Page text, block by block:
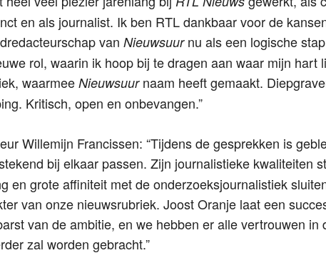
en als journalist. Ik ben RTL dankbaar voor de
van Nieuwsuurnu als een logische
rol, waarin ik hoop bij te dragen aan waar mijn hart
waarmee Nieuwsuurnaam heeft gemaakt.
Kritisch, open en onbevangen.”
Willemijn Francissen: “Tijdens de gesprekken is
bij elkaar passen. Zijn journalistieke kwaliteiten
en grote affiniteit met de onderzoeksjournalistiek
van onze nieuwsrubriek. Joost Oranje laat een
van de ambitie, en we hebben er alle vertrouwen in
zal worden gebracht.”